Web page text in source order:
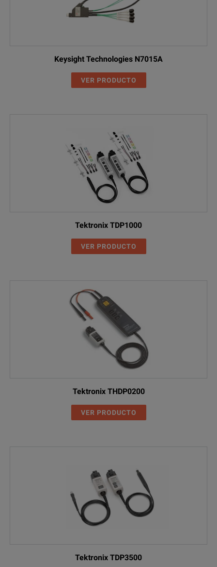
Keysight Technologies N7015A
VER PRODUCTO
Tektronix TDP1000
VER PRODUCTO
Tektronix THDP0200
VER PRODUCTO
Tektronix TDP3500